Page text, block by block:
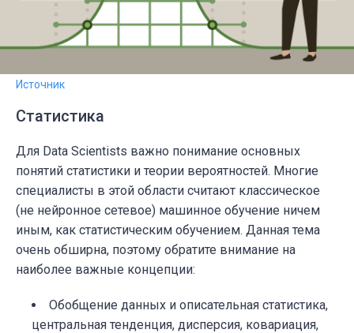
Источник
Статистика
Для Data Scientists важно понимание основных
понятий статистики и теории вероятностей. Многие
специалисты в этой области считают классическое
(не нейронное сетевое) машинное обучение ничем
иным, как статистическим обучением. Данная тема
очень обширна, поэтому обратите внимание на
наиболее важные концепции:
Обобщение данных и описательная статистика,
центральная тенденция, дисперсия, ковариация,